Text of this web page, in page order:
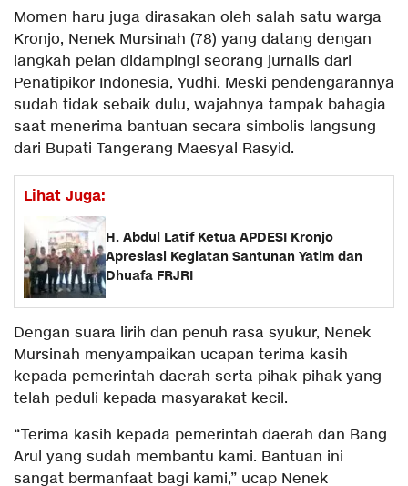
Momen haru juga dirasakan oleh salah satu warga
Kronjo, Nenek Mursinah (78) yang datang dengan
langkah pelan didampingi seorang jurnalis dari
Penatipikor Indonesia, Yudhi. Meski pendengarannya
sudah tidak sebaik dulu, wajahnya tampak bahagia
saat menerima bantuan secara simbolis langsung
dari Bupati Tangerang Maesyal Rasyid.
Lihat Juga:
H. Abdul Latif Ketua APDESI Kronjo
Apresiasi Kegiatan Santunan Yatim dan
Dhuafa FRJRI
Dengan suara lirih dan penuh rasa syukur, Nenek
Mursinah menyampaikan ucapan terima kasih
kepada pemerintah daerah serta pihak-pihak yang
telah peduli kepada masyarakat kecil.
“Terima kasih kepada pemerintah daerah dan Bang
Arul yang sudah membantu kami. Bantuan ini
sangat bermanfaat bagi kami,” ucap Nenek